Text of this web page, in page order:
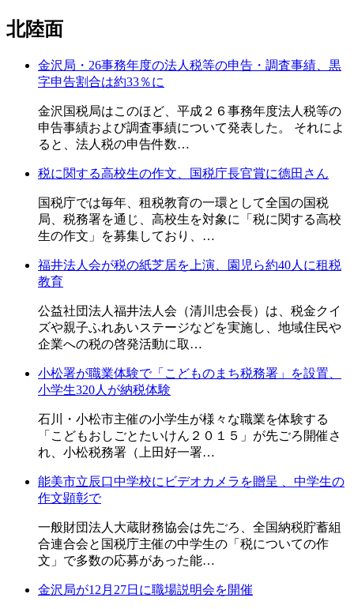
北陸面
金沢局・26事務年度の法人税等の申告・調査事績、黒
字申告割合は約33％に
金沢国税局はこのほど、平成２６事務年度法人税等の
申告事績および調査事績について発表した。 それによ
ると、法人税の申告件数…
税に関する高校生の作文、国税庁長官賞に德田さん
国税庁では毎年、租税教育の一環として全国の国税
局、税務署を通じ、高校生を対象に「税に関する高校
生の作文」を募集しており、…
福井法人会が税の紙芝居を上演、園児ら約40人に租税
教育
公益社団法人福井法人会（清川忠会長）は、税金クイ
ズや親子ふれあいステージなどを実施し、地域住民や
企業への税の啓発活動に取…
小松署が職業体験で「こどものまち税務署」を設置、
小学生320人が納税体験
石川・小松市主催の小学生が様々な職業を体験する
「こどもおしごとたいけん２０１５」が先ごろ開催さ
れ、小松税務署（上田好一署…
能美市立辰口中学校にビデオカメラを贈呈 、中学生の
作文顕彰で
一般財団法人大蔵財務協会は先ごろ、全国納税貯蓄組
合連合会と国税庁主催の中学生の「税についての作
文」で多数の応募があった能…
金沢局が12月27日に職場説明会を開催